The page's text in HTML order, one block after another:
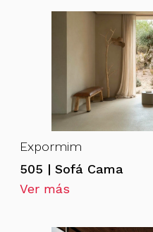
Expormim
505 | Sofá Cama
Ver más